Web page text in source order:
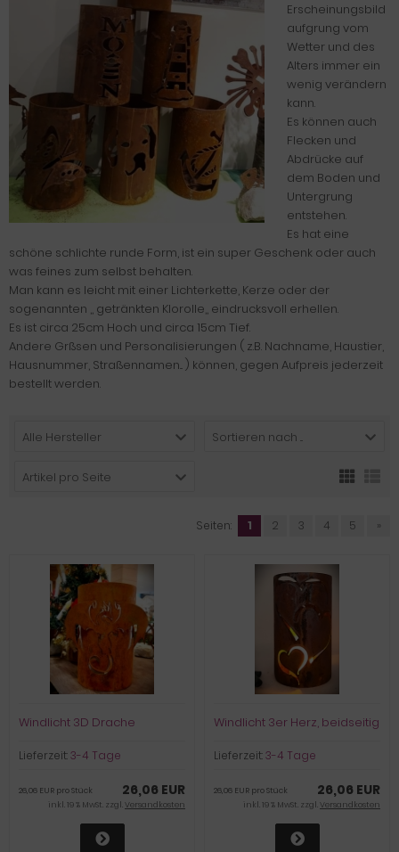
Erscheinungsbild
aufgrung vom
Wetter und des
Alters immer ein
wenig verändern
kann.
Es können auch
Flecken und
Abdrücke auf
dem Boden und
Untergrung
entstehen.
Es hat eine
schöne schlichte runde Form, ist ein super Geschenk oder auch
was feines zum selbst behalten.
Man kann es leicht mit einer Lichterkette, Kerze oder der
sogenannten ,, getränkten Klorolle,, eindrucksvoll erhellen.
Es ist circa 25cm Hoch und circa 15cm Tief.
Andere Grßsen und Personalisierungen ( z.B. Nachname, Haustier,
Hausnummer, Straßennamen... ) können, gegen Aufpreis jederzeit
bestellt werden.
Alle Hersteller Sortieren nach ...
Artikel pro Seite
Seiten: 1 2 3 4 5 »
Windlicht 3D Drache
Lieferzeit:3-4 Tage
26,06 EUR
26,06 EUR pro Stück
inkl. 19 % MwSt. zzgl.Versandkosten
Windlicht 3er Herz, beidseitig
Lieferzeit:3-4 Tage
26,06 EUR
26,06 EUR pro Stück
inkl. 19 % MwSt. zzgl.Versandkosten